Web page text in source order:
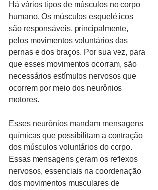
Há vários tipos de músculos no corpo
humano. Os músculos esqueléticos
são responsáveis, principalmente,
pelos movimentos voluntários das
pernas e dos braços. Por sua vez, para
que esses movimentos ocorram, são
necessários estímulos nervosos que
ocorrem por meio dos neurônios
motores.
Esses neurônios mandam mensagens
químicas que possibilitam a contração
dos músculos voluntários do corpo.
Essas mensagens geram os reflexos
nervosos, essenciais na coordenação
dos movimentos musculares de